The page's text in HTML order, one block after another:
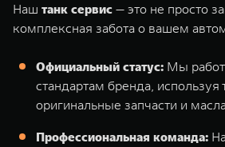
Наш танк сервис — это не просто
комплексная забота о вашем
Официальный статус: Мы
стандартам бренда, используя
оригинальные запчасти и
Профессиональная команда: